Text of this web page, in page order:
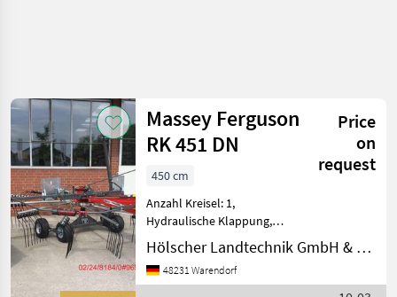
Massey Ferguson
RK 451 DN
Price
on
request
450 cm
Anzahl Kreisel: 1,
Hydraulische Klappung,
Schwadleitbleche, Stützfuß
/ -rad, Tandem-Achse
________ Massey Ferguson
Hölscher Landtechnik GmbH & Co. KG
48231 Warendorf